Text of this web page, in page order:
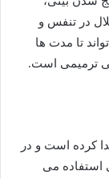
در تنفس و
تا مدت ها
ترمیمی است.
کرده است و در
استفاده می